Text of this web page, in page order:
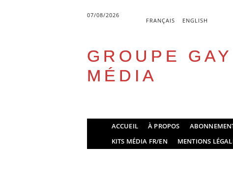
07/08/2026
FRANÇAIS ENGLISH
GROUPE
MÉDIA
Main menu
ACCUEIL À PROPOS
KITS MÉDIA FR/EN
MENTIONS